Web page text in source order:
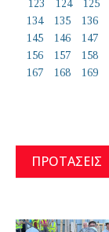
123
124 125
134
135 136
145
146 147
156
157 158
167
168 169
ΠΡΟΤΑΣΕΙΣ